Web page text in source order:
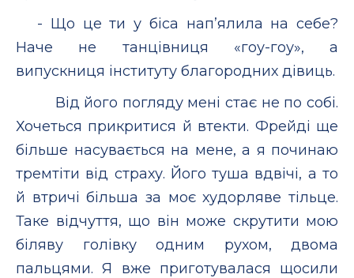
- Що це ти у біса нап’ялила на себе?
Наче не танцівниця «гоу-гоу», а
випускниця інституту благородних дівиць.
Від його погляду мені стає не по собі.
Хочеться прикритися й втекти. Фрейді ще
більше насувається на мене, а я починаю
тремтіти від страху. Його туша вдвічі, а то
й втричі більша за моє худорляве тільце.
Таке відчуття, що він може скрутити мою
біляву голівку одним рухом, двома
пальцями. Я вже приготувалася щосили